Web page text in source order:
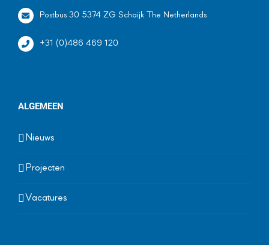
Postbus 30 5374 ZG Schaijk The Netherlands
+31 (0)486 469 120
ALGEMEEN
Nieuws
Projecten
Vacatures